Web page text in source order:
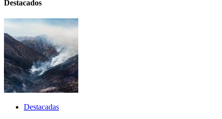
Destacados
Destacadas